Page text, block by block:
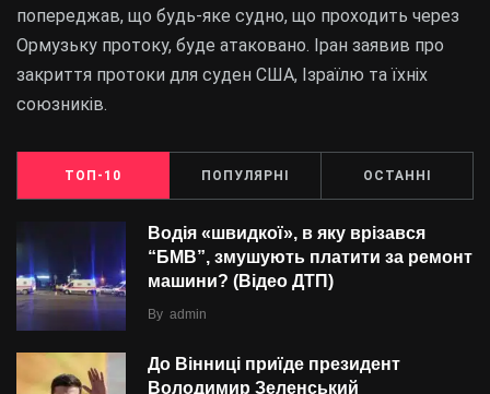
попереджав, що будь-яке судно, що проходить через
Ормузьку протоку, буде атаковано. Іран заявив про
закриття протоки для суден США, Ізраїлю та їхніх
союзників.
ТОП-10 ПОПУЛЯРНІ ОСТАННІ
Водія «швидкої», в яку врізався
“БMВ”, змушують платити за ремонт
машини? (Відео ДТП)
By admin
До Вінниці приїде президент
Володимир Зеленський